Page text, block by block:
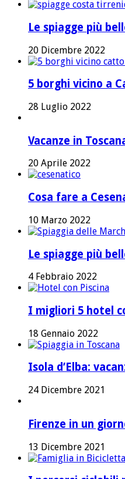
Le spiagge più
20 Dicembre 2022
5 borghi vicino a
28 Luglio 2022
Vacanze in
20 Aprile 2022
Cosa fare a
10 Marzo 2022
Le spiagge più
4 Febbraio 2022
I migliori 5 hotel
18 Gennaio 2022
Isola d’Elba:
24 Dicembre 2021
Firenze in un
13 Dicembre 2021